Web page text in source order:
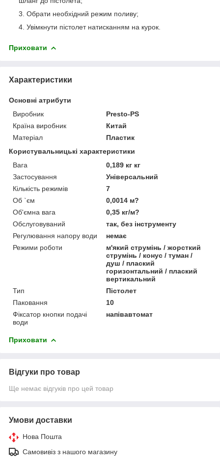
Обрати необхідний режим поливу;
Увімкнути пістолет натисканням на курок.
Приховати
Характеристики
Основні атрибути
Виробник
Presto-PS
Країна виробник
Китай
Матеріал
Пластик
Користувальницькі характеристики
Вага
0,189 кг кг
Застосування
Універсальний
Кількість режимів
7
Об `єм
0,0014 м?
Об'ємна вага
0,35 кг/м?
Обслуговуваний
так, без інструменту
Регулювання напору води
немає
Режими роботи
м'який струмінь / жорсткий
струмінь / конус / туман /
душ / плаский
горизонтальний / плаский
вертикальний
Тип
Пістолет
Паковання
10
Фіксатор кнопки подачі
води
напівавтомат
Приховати
Відгуки про товар
Ще немає відгуків про цей товар
Умови доставки
Нова Пошта
Самовивіз з нашого магазину